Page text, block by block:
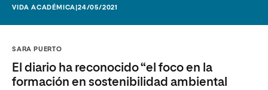
VIDA ACADÉMICA |24/05/2021
SARA PUERTO
El diario ha reconocido “el foco en la
formación en sostenibilidad ambiental